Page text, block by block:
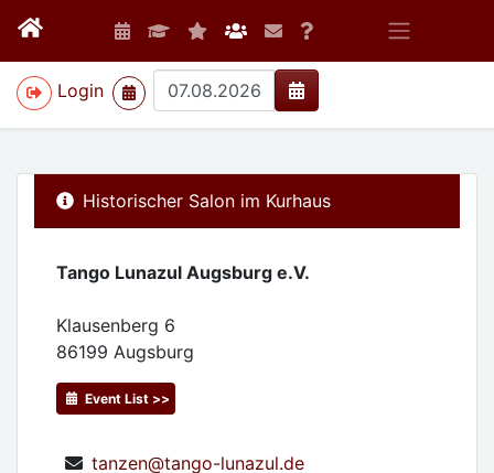
Login
>
Historischer Salon im Kurhaus
Tango Lunazul Augsburg e.V.
Klausenberg 6
86199 Augsburg
Event List >>
tanzen@tango-lunazul.de